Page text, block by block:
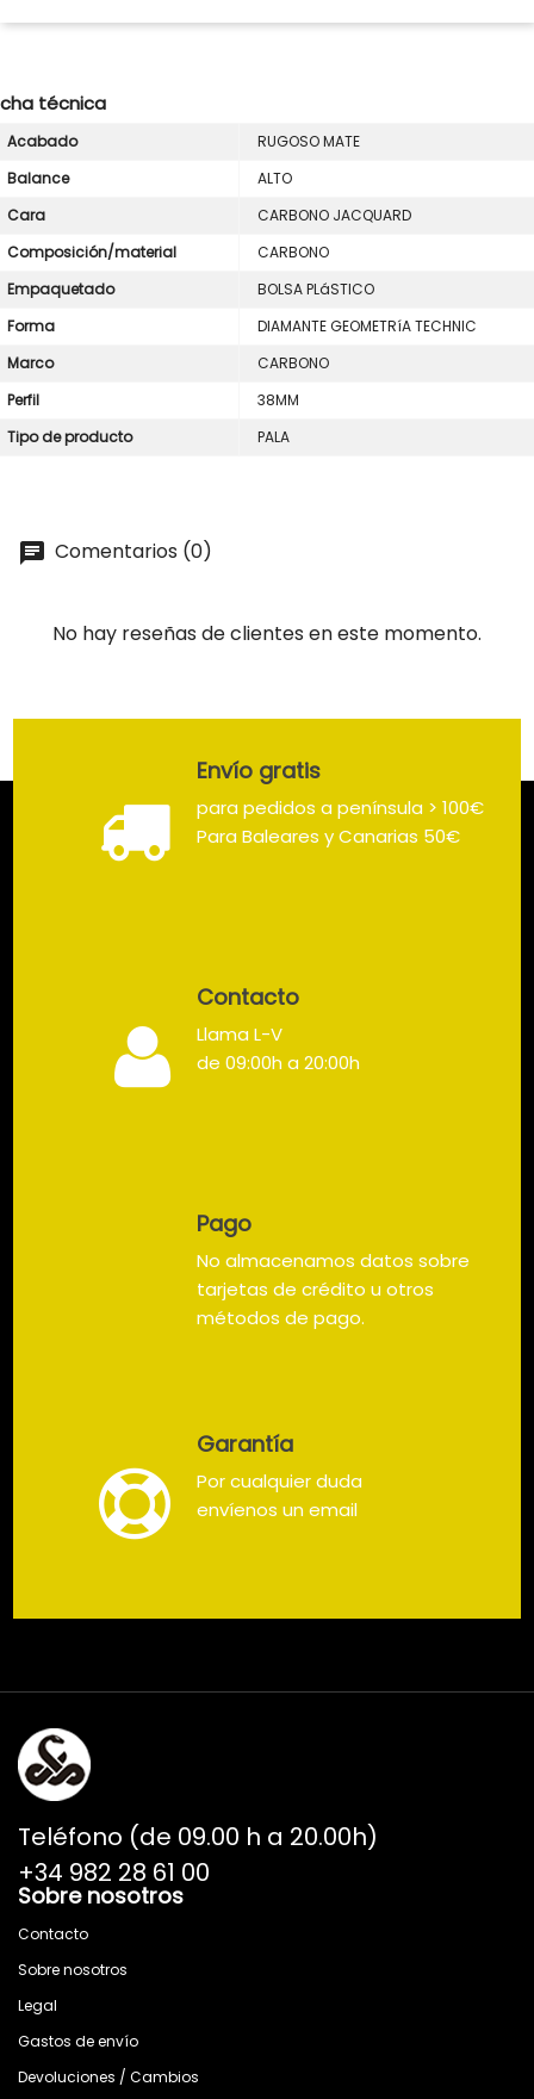
técnica
Acabado
RUGOSO MATE
Balance
ALTO
Cara
CARBONO JACQUARD
Composición/material
CARBONO
Empaquetado
BOLSA PLáSTICO
Forma
DIAMANTE GEOMETRíA TECHNIC
Marco
CARBONO
Perfil
38MM
Tipo de producto
PALA
Comentarios (0)
No hay reseñas de clientes en este momento.
Envío gratis
para pedidos a península > 100€
Para Baleares y Canarias 50€
Contacto
Llama L-V
de 09:00h a 20:00h
Pago
No almacenamos datos sobre
tarjetas de crédito u otros
métodos de pago.
Garantía
Por cualquier duda
envíenos un email
Teléfono (de 09.00 h a 20.00h)
+34 982 28 61 00
Sobre nosotros
Contacto
Sobre nosotros
Legal
Gastos de envío
Devoluciones / Cambios